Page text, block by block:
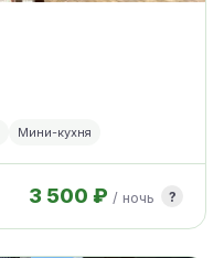
Мини-кухня
3 500 ₽ / ночь ?